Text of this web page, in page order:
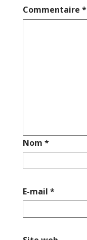
Commentaire *
Nom *
E-mail *